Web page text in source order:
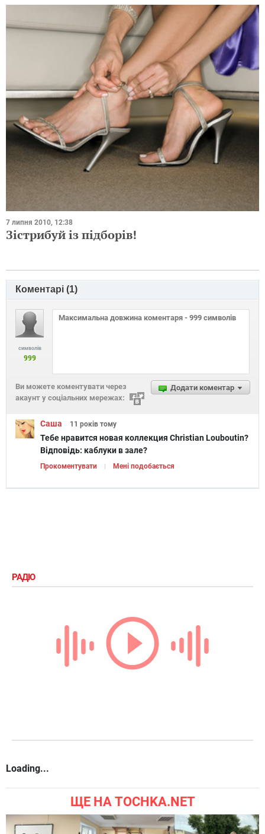
7 липня 2010, 12:38
Зістрибуй із підборів!
Коментарі (1)
символів
999
Додати коментар
Ви можете коментувати через
акаунт у соціальних мережах:
Саша 11 років тому
Тебе нравится новая коллекция Christian Louboutin?
Відповідь: каблуки в зале?
Прокоментувати Мені подобається
РАДІО
Loading...
ЩЕ НА TOCHKA.NET